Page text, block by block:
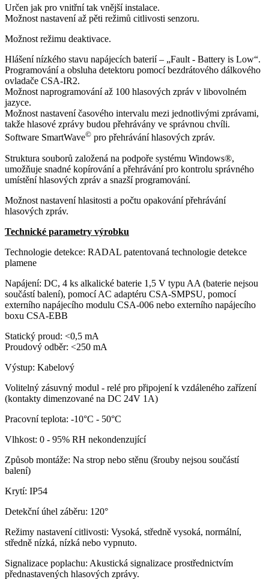
Určen jak pro vnitřní tak vnější instalace.
Možnost nastavení až pěti režimů citlivosti senzoru.
Možnost režimu deaktivace.
Hlášení nízkého stavu napájecích baterií – „Fault - Battery is Low“.
Programování a obsluha detektoru pomocí bezdrátového dálkového
ovladače CSA-IR2.
Možnost naprogramování až 100 hlasových zpráv v libovolném
jazyce.
Možnost nastavení časového intervalu mezi jednotlivými zprávami,
takže hlasové zprávy budou přehrávány ve správnou chvíli.
Software SmartWave© pro přehrávání hlasových zpráv.
Struktura souborů založená na podpoře systému Windows®,
umožňuje snadné kopírování a přehrávání pro kontrolu správného
umístění hlasových zpráv a snazší programování.
Možnost nastavení hlasitosti a počtu opakování přehrávání
hlasových zpráv.
Technické parametry výrobku
Technologie detekce: RADAL patentovaná technologie detekce
plamene
Napájení: DC, 4 ks alkalické baterie 1,5 V typu AA (baterie nejsou
součástí balení), pomocí AC adaptéru CSA-SMPSU, pomocí
externího napájecího modulu CSA-006 nebo externího napájecího
boxu CSA-EBB
Statický proud: <0,5 mA
Proudový odběr: <250 mA
Výstup: Kabelový
Volitelný zásuvný modul - relé pro připojení k vzdáleného zařízení
(kontakty dimenzované na DC 24V 1A)
Pracovní teplota: -10°C - 50°C
Vlhkost: 0 - 95% RH nekondenzující
Způsob montáže: Na strop nebo stěnu (šrouby nejsou součástí
balení)
Krytí: IP54
Detekční úhel záběru: 120°
Režimy nastavení citlivosti: Vysoká, středně vysoká, normální,
středně nízká, nízká nebo vypnuto.
Signalizace poplachu: Akustická signalizace prostřednictvím
přednastavených hlasových zprávy.